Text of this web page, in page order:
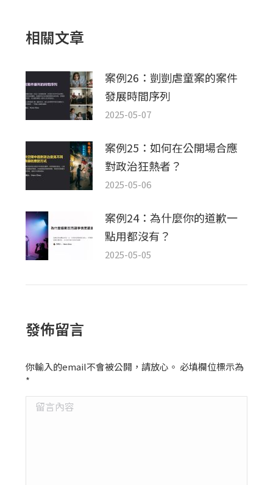
相關文章
案例26：剴剴虐童案的案件
發展時間序列
2025-05-07
案例25：如何在公開場合應
對政治狂熱者？
2025-05-06
案例24：為什麼你的道歉一
點用都沒有？
2025-05-05
發佈留言
你輸入的email不會被公開，請放心。 必填欄位標示為
*
留言內容